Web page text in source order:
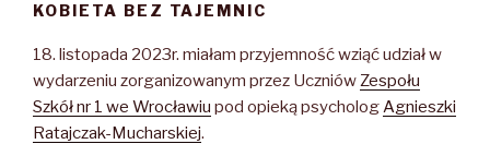
KOBIETA BEZ TAJEMNIC
18. listopada 2023r. miałam przyjemność wziąć udział w
wydarzeniu zorganizowanym przez UczniówZespołu
Szkół nr 1 we Wrocławiu pod opieką psychologAgnieszki
Ratajczak-Mucharskiej.